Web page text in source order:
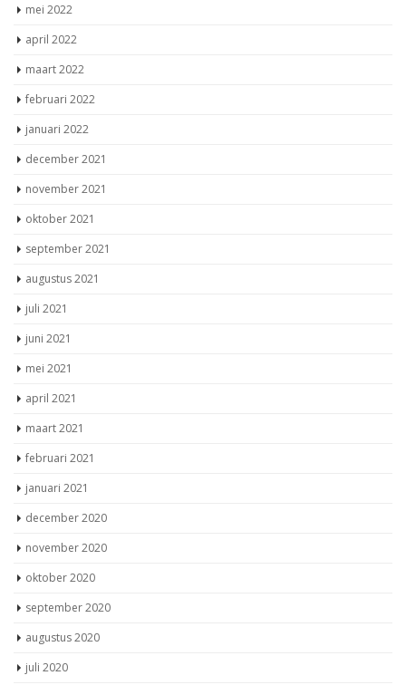
mei 2022
april 2022
maart 2022
februari 2022
januari 2022
december 2021
november 2021
oktober 2021
september 2021
augustus 2021
juli 2021
juni 2021
mei 2021
april 2021
maart 2021
februari 2021
januari 2021
december 2020
november 2020
oktober 2020
september 2020
augustus 2020
juli 2020